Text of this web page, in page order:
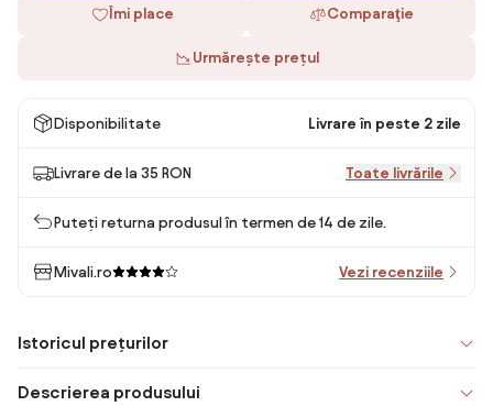
Îmi place Comparaţie
Urmărește prețul
Disponibilitate Livrare în peste 2 zile
Livrare de la 35 RON Toate livrările
Puteți returna produsul în termen de 14 de zile.
Mivali.ro Vezi recenziile
Istoricul prețurilor
Descrierea produsului